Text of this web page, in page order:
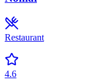
Restaurant
4.6